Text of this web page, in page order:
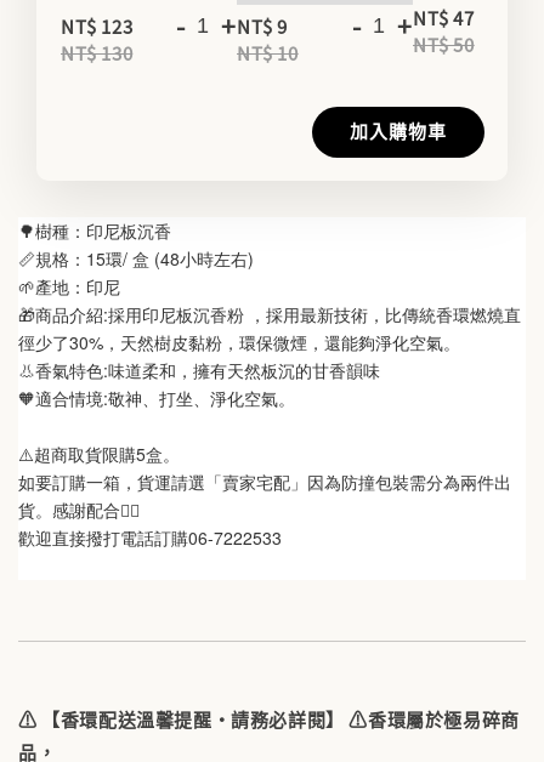
NT$ 123
NT$ 130
- +NT$ 9
NT$ 10
- +NT$ 47
NT$ 50
加入購物車
🌳樹種：印尼板沉香
📏規格：15環/ 盒 (48小時左右)
🌱產地：印尼
🎁商品介紹:採用印尼板沉香粉 ，採用最新技術，比傳統香環燃燒直
徑少了30%，天然樹皮黏粉，環保微煙，還能夠淨化空氣。
👃香氣特色:味道柔和，擁有天然板沉的甘香韻味
🧡適合情境:敬神、打坐、淨化空氣。
⚠️超商取貨限購5盒。
如要訂購一箱，貨運請選「賣家宅配」因為防撞包裝需分為兩件出
貨。感謝配合🙋‍♀️
歡迎直接撥打電話訂購06-7222533
⚠️ 【香環配送溫馨提醒・請務必詳閱】
⚠️香環屬於極易碎商
品，